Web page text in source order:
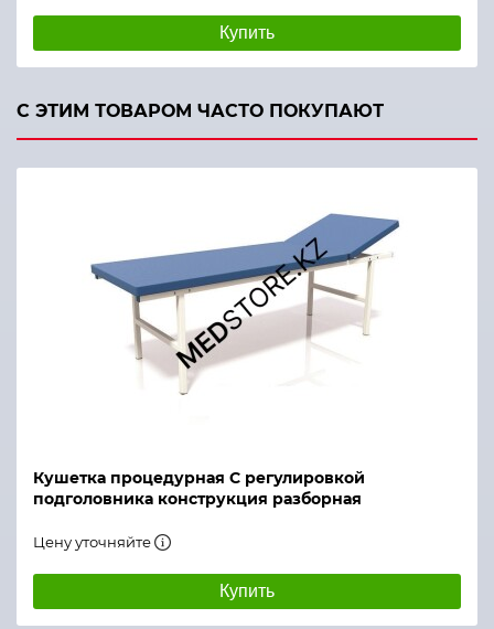
Купить
С ЭТИМ ТОВАРОМ ЧАСТО ПОКУПАЮТ
Кушетка процедурная С регулировкой
подголовника конструкция разборная
Цену уточняйте
Купить